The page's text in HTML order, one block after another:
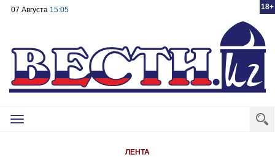
18+
07 Августа 15:05
Toggle
ЛЕНТА